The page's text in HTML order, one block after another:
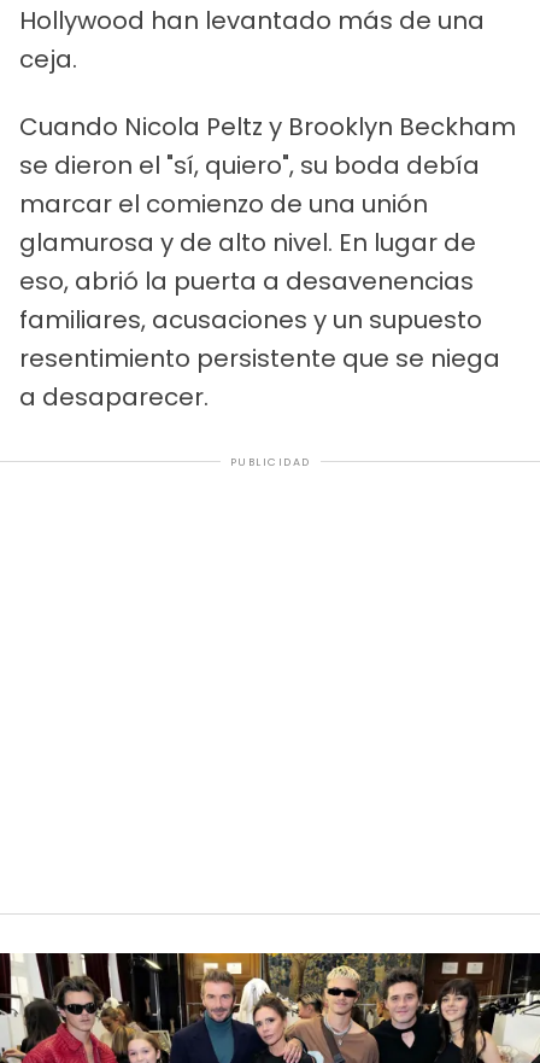
Hollywood han levantado más de una
ceja.
Cuando Nicola Peltz y Brooklyn Beckham
se dieron el "sí, quiero", su boda debía
marcar el comienzo de una unión
glamurosa y de alto nivel. En lugar de
eso, abrió la puerta a desavenencias
familiares, acusaciones y un supuesto
resentimiento persistente que se niega
a desaparecer.
PUBLICIDAD